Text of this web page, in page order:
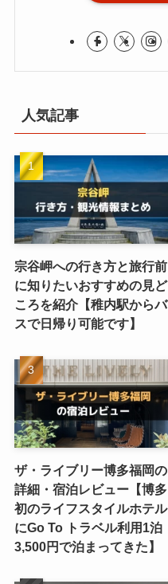
人気記事
宗谷岬への行き方と旅行前
に知りたいおすすめの見ど
ころを紹介【稚内駅からバ
スで日帰り可能です】
ザ・ライブリー博多福岡の
詳細・宿泊レビュー【博多
初のライフスタイルホテル
にGo To トラベル利用1泊
3,500円で泊まってきた】